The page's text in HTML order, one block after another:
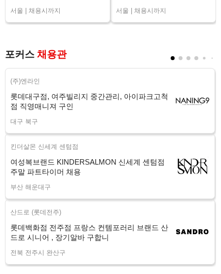
서울 | 채용시까지 서울 | 채용시까지
포커스 채용관
(주)엔라인
롯데대구점, 여주빌리지 중간관리, 아이파크고척
점 직영매니져 구인
대구 북구
킨더살몬 신세계 센텀점
여성복브랜드 KINDERSALMON 신세계 센텀점
주말 파트타이머 채용
부산 해운대구
산드로 (롯데전주)
롯데백화점 전주점 프랑스 컨템포러리 브랜드 산
드로 시니어 , 장기알바 구합니
전북 전주시 완산구